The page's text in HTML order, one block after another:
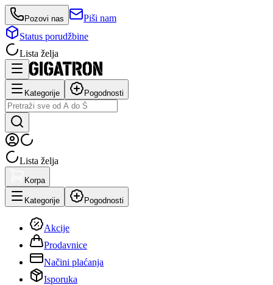
Pozovi nas
Piši nam
Status porudžbine
Lista želja
Kategorije Pogodnosti
Lista želja
Korpa
Kategorije Pogodnosti
Akcije
Prodavnice
Načini plaćanja
Isporuka